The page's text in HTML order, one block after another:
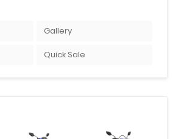
Gallery
Quick Sale